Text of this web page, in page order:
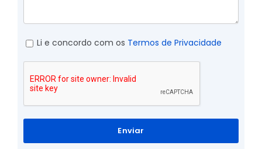
Li e concordo com os Termos de Privacidade
Enviar